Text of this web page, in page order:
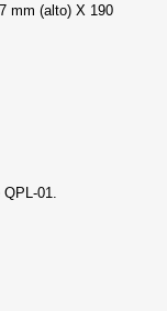
mm (alto) X 190
01.